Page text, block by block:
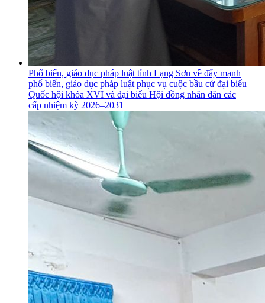
Phổ biến, giáo dục pháp luật tỉnh Lạng Sơn về đẩy mạnh
phổ biến, giáo dục pháp luật phục vụ cuộc bầu cử đại biểu
Quốc hội khóa XVI và đại biểu Hội đồng nhân dân các
cấp nhiệm kỳ 2026–2031